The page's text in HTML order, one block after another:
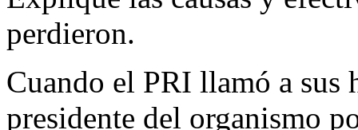
perdieron.
Cuando el PRI llamó a sus
presidente del organismo